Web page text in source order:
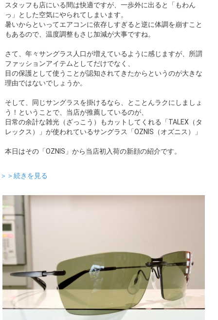
スタッフも店にいる間は快適ですが、一歩外に出ると「もわん
っ」とした空気にやられてしまいます。
暑いからといってエアコンに依存しすぎると逆に体調を崩すこと
もあるので、温度調整もさじ加減が大事ですね。
さて、年々サングラス人口が増えているように感じますが、所謂
ファッションアイテムとしてだけでなく、
目の保護として使うことが認知されてきたからというのが大きな
理由ではないでしょうか。
そして、同じサングラスを掛けるなら、とことんラクにしましょ
う！ということで、当店が推薦しているのが、
日常の余計な雑光（ざっこう）もカットしてくれる「TALEX（タ
レックス）」が使われているサングラス「OZNIS（オズニス）」
本日はその「OZNIS」から当店初入荷の新顔の紹介です。
＞＞続きを見る